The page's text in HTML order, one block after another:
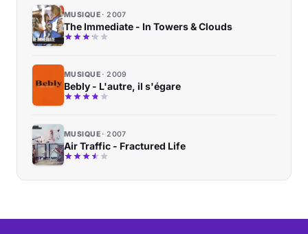
MUSIQUE 2007
The Immediate - In Towers & Clouds
MUSIQUE 2009
Bebly - L'autre, il s'égare
MUSIQUE 2007
Air Traffic - Fractured Life